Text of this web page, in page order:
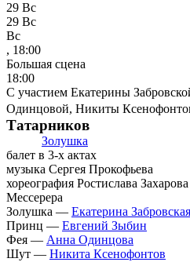
29 Вс
29 Вс
Вс
, 18:00
Большая сцена
18:00
С участием Екатерины
Одинцовой, Никиты
Татарников
Золушка
балет в 3-х актах
музыка Сергея Прокофьева
хореография Ростислава
Мессерера
Золушка — Екатерина Забровская
Принц — Евгений Зыбин
Фея — Анна Одинцова
Шут — Никита Ксенофонтов